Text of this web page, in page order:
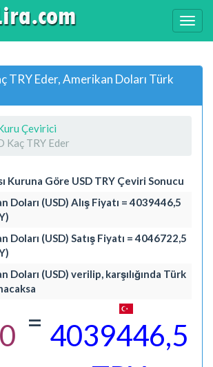
TRY Eder, Amerikan Doları Türk
Çevirici
Kaç TRY Eder
Kuruna Göre USD TRY Çeviri Sonucu
Doları (USD) Alış Fiyatı = 4039446,5
Doları (USD) Satış Fiyatı = 4046722,5
Doları (USD) verilip, karşılığında Türk
= 4039446,5